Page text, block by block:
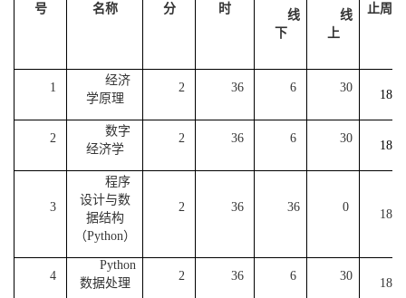
号
名称
分
时
止周数
线
下
线
上
1
经济
学原理
2 36 6 30
18
2
数字
经济学
2 36 6 30
18
3
程序
设计与数
据结构
（Python）
2 36 36 0
18
4
Python
数据处理
2 36 6 30
18